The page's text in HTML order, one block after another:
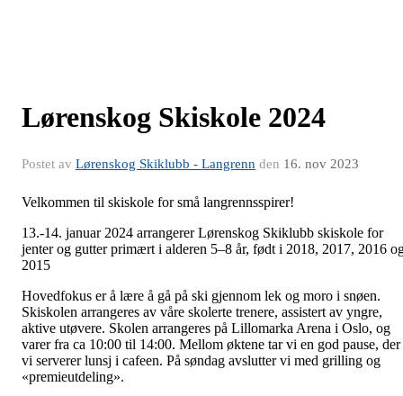
Lørenskog Skiskole 2024
Postet av Lørenskog Skiklubb - Langrenn den 16. nov 2023
Velkommen til skiskole for små langrennsspirer!
13.-14. januar 2024 arrangerer Lørenskog Skiklubb skiskole for
jenter og gutter primært i alderen 5–8 år, født i 2018, 2017, 2016
2015
Hovedfokus er å lære å gå på ski gjennom lek og moro i snøen.
Skiskolen arrangeres av våre skolerte trenere, assistert av yngre,
aktive utøvere. Skolen arrangeres på Lillomarka Arena i Oslo, og
varer fra ca 10:00 til 14:00. Mellom øktene tar vi en god pause, der
vi serverer lunsj i cafeen. På søndag avslutter vi med grilling og
«premieutdeling».